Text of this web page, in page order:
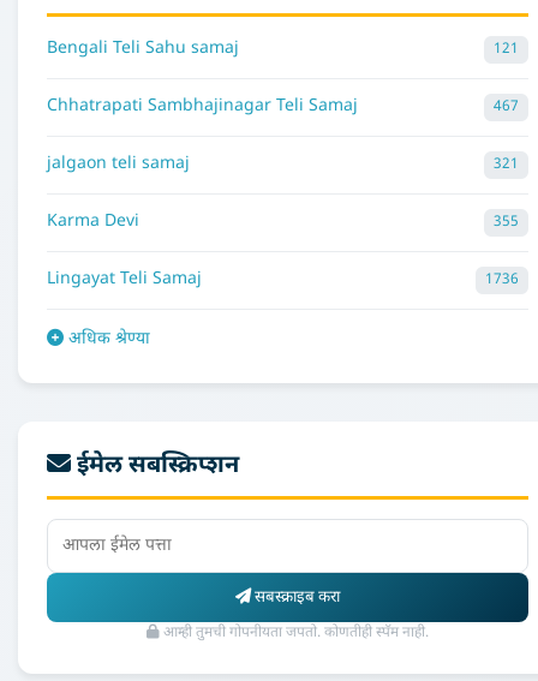
Bengali Teli Sahu samaj 121
Chhatrapati Sambhajinagar Teli Samaj 467
jalgaon teli samaj 321
Karma Devi 355
Lingayat Teli Samaj 1736
अधिक श्रेण्या
ईमेल सबस्क्रिप्शन
सबस्क्राइब करा
आम्ही तुमची गोपनीयता जपतो. कोणतीही स्पॅम नाही.